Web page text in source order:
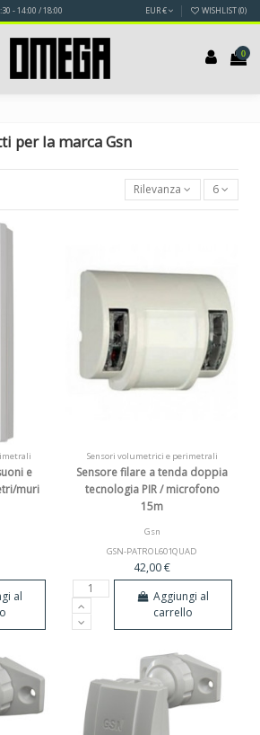
- 14:00 / 18:00 EUR € WISHLIST (0)
0
per la marca Gsn
Rilevanza 6
e
muri
al
Sensori volumetrici e perimetrali
Sensore filare a tenda doppia
tecnologia PIR / microfono
15m
Gsn
GSN-PATROL601QUAD
42,00 €
Aggiungi al
carrello